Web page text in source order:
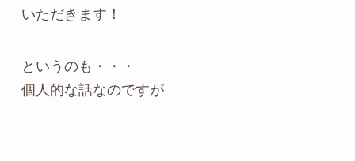
いただきます！
というのも・・・
個人的な話なのですが